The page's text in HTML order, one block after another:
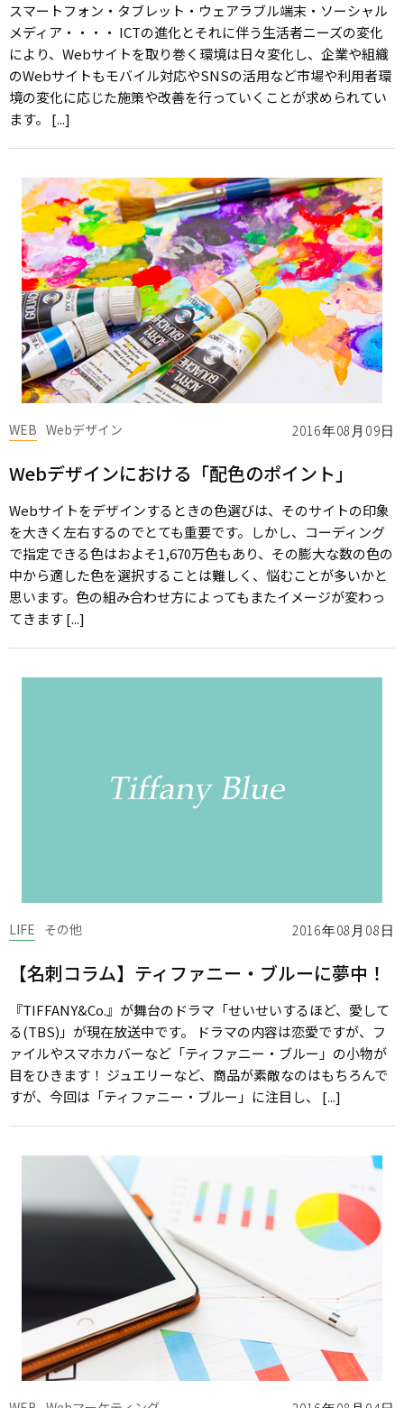
スマートフォン・タブレット・ウェアラブル端末・ソーシャル
メディア・・・・ ICTの進化とそれに伴う生活者ニーズの変化
により、Webサイトを取り巻く環境は日々変化し、企業や組織
のWebサイトもモバイル対応やSNSの活用など市場や利用者環
境の変化に応じた施策や改善を行っていくことが求められてい
ます。 [...]
2016年08月09日
WEB Webデザイン
Webデザインにおける「配色のポイント」
Webサイトをデザインするときの色選びは、そのサイトの印象
を大きく左右するのでとても重要です。しかし、コーディング
で指定できる色はおよそ1,670万色もあり、その膨大な数の色の
中から適した色を選択することは難しく、悩むことが多いかと
思います。色の組み合わせ方によってもまたイメージが変わっ
てきます [...]
2016年08月08日
LIFE その他
【名刺コラム】ティファニー・ブルーに夢中！
『TIFFANY&Co.』が舞台のドラマ「せいせいするほど、愛して
る(TBS)」が現在放送中です。 ドラマの内容は恋愛ですが、フ
ァイルやスマホカバーなど「ティファニー・ブルー」の小物が
目をひきます！ ジュエリーなど、商品が素敵なのはもちろんで
すが、今回は「ティファニー・ブルー」に注目し、 [...]